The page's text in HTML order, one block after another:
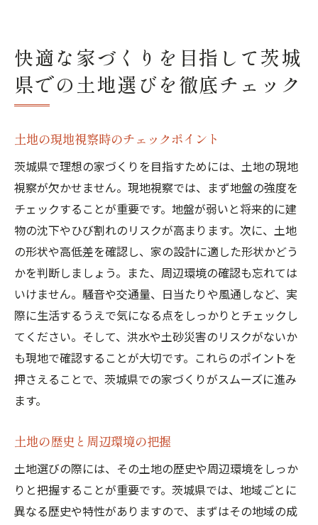
快適な家づくりを目指して茨城
県での土地選びを徹底チェック
土地の現地視察時のチェックポイント
茨城県で理想の家づくりを目指すためには、土地の現地
視察が欠かせません。現地視察では、まず地盤の強度を
チェックすることが重要です。地盤が弱いと将来的に建
物の沈下やひび割れのリスクが高まります。次に、土地
の形状や高低差を確認し、家の設計に適した形状かどう
かを判断しましょう。また、周辺環境の確認も忘れては
いけません。騒音や交通量、日当たりや風通しなど、実
際に生活するうえで気になる点をしっかりとチェックし
てください。そして、洪水や土砂災害のリスクがないか
も現地で確認することが大切です。これらのポイントを
押さえることで、茨城県での家づくりがスムーズに進み
ます。
土地の歴史と周辺環境の把握
土地選びの際には、その土地の歴史や周辺環境をしっか
りと把握することが重要です。茨城県では、地域ごとに
異なる歴史や特性がありますので、まずはその地域の成